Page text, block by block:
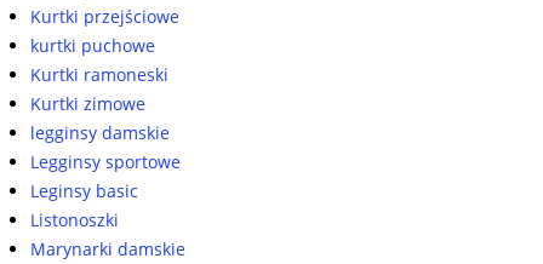
Kurtki przejściowe
kurtki puchowe
Kurtki ramoneski
Kurtki zimowe
legginsy damskie
Legginsy sportowe
Leginsy basic
Listonoszki
Marynarki damskie